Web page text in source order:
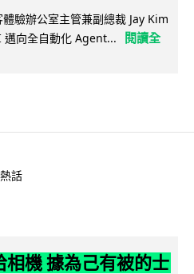
驗辦公室主管兼副總裁 Jay Kim
邁向全自動化 Agent...
閱讀全
話
機 據為己有被的士